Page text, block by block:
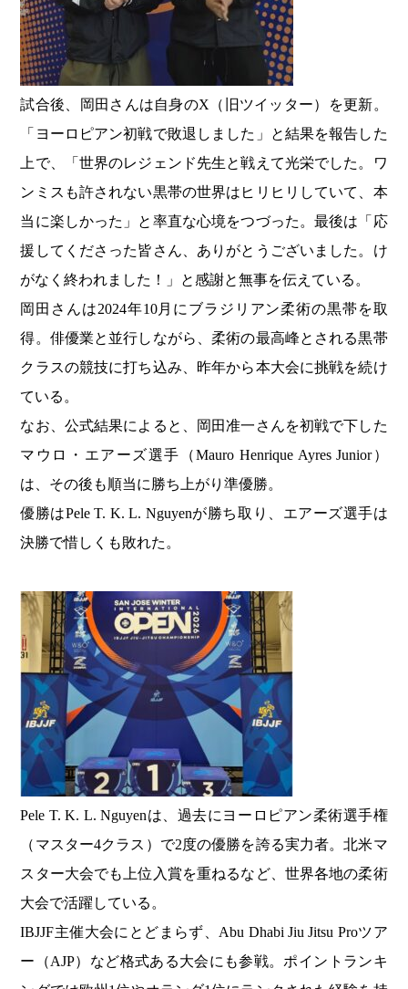
試合後、岡田さんは自身のX（旧ツイッター）を更新。
「ヨーロピアン初戦で敗退しました」と結果を報告した
上で、「世界のレジェンド先生と戦えて光栄でした。ワ
ンミスも許されない黒帯の世界はヒリヒリしていて、本
当に楽しかった」と率直な心境をつづった。最後は「応
援してくださった皆さん、ありがとうございました。け
がなく終われました！」と感謝と無事を伝えている。
岡田さんは2024年10月にブラジリアン柔術の黒帯を取
得。俳優業と並行しながら、柔術の最高峰とされる黒帯
クラスの競技に打ち込み、昨年から本大会に挑戦を続け
ている。
なお、公式結果によると、岡田准一さんを初戦で下した
マウロ・エアーズ選手（Mauro Henrique Ayres Junior）
は、その後も順当に勝ち上がり準優勝。
優勝はPele T. K. L. Nguyenが勝ち取り、エアーズ選手は
決勝で惜しくも敗れた。
Pele T. K. L. Nguyenは、過去にヨーロピアン柔術選手権
（マスター4クラス）で2度の優勝を誇る実力者。北米マ
スター大会でも上位入賞を重ねるなど、世界各地の柔術
大会で活躍している。
IBJJF主催大会にとどまらず、Abu Dhabi Jiu Jitsu Proツア
ー（AJP）など格式ある大会にも参戦。ポイントランキ